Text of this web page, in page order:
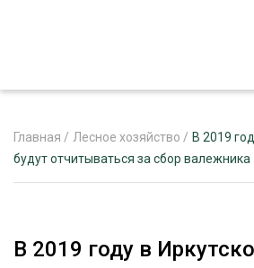
РЕКЛАМОДАТЕЛЯМ
Главная / Лесное хозяйство / В 2019
будут отчитываться за сбор валежника
В 2019 году в